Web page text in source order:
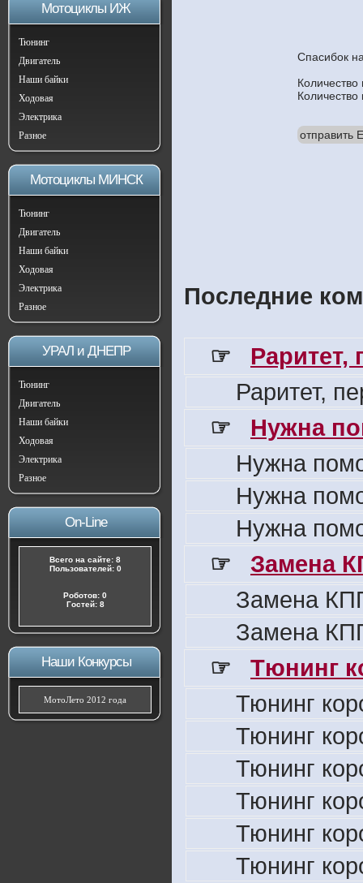
Мотоциклы ИЖ
Тюнинг
Двигатель
Наши байки
Ходовая
Электрика
Разное
Мотоциклы МИНСК
Тюнинг
Двигатель
Наши байки
Ходовая
Электрика
Разное
УРАЛ и ДНЕПР
Тюнинг
Двигатель
Наши байки
Ходовая
Электрика
Разное
On-Line
Всего на сайте: 8
Пользователей: 0
Роботов: 0
Гостей: 8
Наши Конкурсы
МотоЛето 2012 года
Спасибок
отправить
Последние
☞
Раритет,
Раритет,
☞
Нужна
Нужна
Нужна
Нужна
☞
Замена
Замена
Замена
☞
Тюнинг
Тюнинг
Тюнинг
Тюнинг
Тюнинг
Тюнинг
Тюнинг